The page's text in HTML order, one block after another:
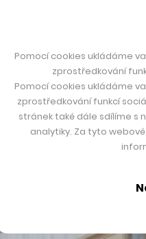
budovu v roce
tři roky po koupi
konec letošního roku
6 700 metrů
nájemní
z pohledu jeho
Pomocí cookies ukládáme
zprostředkování
Pomocí cookies ukládáme
zprostředkování funkcí
stránek také dále sdílíme s
analytiky. Za tyto